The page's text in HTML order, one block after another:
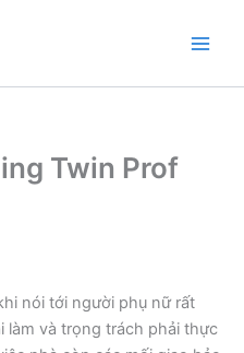
Twin Prof
nói tới người phụ nữ rất
làm và trọng trách phải thực